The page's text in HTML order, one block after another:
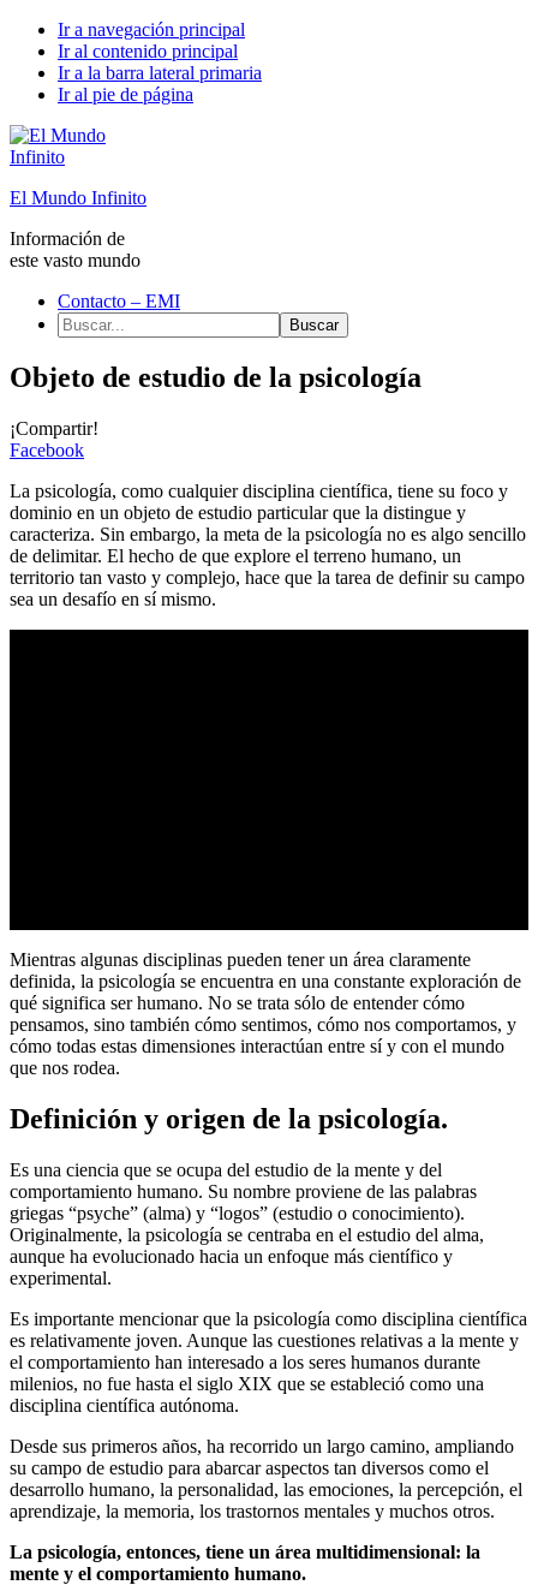
Ir a navegación principal
Ir al contenido principal
Ir a la barra lateral primaria
Ir al pie de página
El Mundo Infinito
Información de
este vasto mundo
Contacto – EMI
Buscar...
Objeto de estudio de la psicología
¡Compartir!
Facebook
La psicología, como cualquier disciplina científica, tiene su foco y
dominio en un objeto de estudio particular que la distingue y
caracteriza. Sin embargo, la meta de la psicología no es algo sencillo
de delimitar. El hecho de que explore el terreno humano, un
territorio tan vasto y complejo, hace que la tarea de definir su campo
sea un desafío en sí mismo.
Mientras algunas disciplinas pueden tener un área claramente
definida, la psicología se encuentra en una constante exploración de
qué significa ser humano. No se trata sólo de entender cómo
pensamos, sino también cómo sentimos, cómo nos comportamos, y
cómo todas estas dimensiones interactúan entre sí y con el mundo
que nos rodea.
Definición y origen de la psicología.
Es una ciencia que se ocupa del estudio de la mente y del
comportamiento humano. Su nombre proviene de las palabras
griegas “psyche” (alma) y “logos” (estudio o conocimiento).
Originalmente, la psicología se centraba en el estudio del alma,
aunque ha evolucionado hacia un enfoque más científico y
experimental.
Es importante mencionar que la psicología como disciplina científica
es relativamente joven. Aunque las cuestiones relativas a la mente y
el comportamiento han interesado a los seres humanos durante
milenios, no fue hasta el siglo XIX que se estableció como una
disciplina científica autónoma.
Desde sus primeros años, ha recorrido un largo camino, ampliando
su campo de estudio para abarcar aspectos tan diversos como el
desarrollo humano, la personalidad, las emociones, la percepción, el
aprendizaje, la memoria, los trastornos mentales y muchos otros.
La psicología, entonces, tiene un área multidimensional: la
mente y el comportamiento humano.